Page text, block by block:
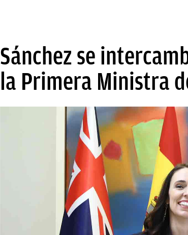
Sánchez se
la Primera Ministra